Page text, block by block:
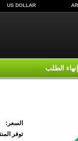
US DOLLAR
إنهاء الطلب
السعر:
توفر